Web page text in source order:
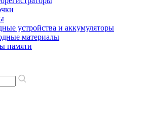
устройства и аккумуляторы
материалы
памяти